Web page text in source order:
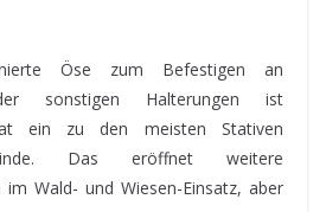
Öse zum Befestigen an
sonstigen Halterungen ist
ein zu den meisten Stativen
Das eröffnet weitere
im Wald- und Wiesen-Einsatz, aber